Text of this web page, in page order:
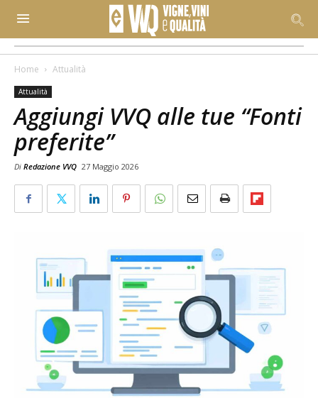
Home Attualità
Attualità
Aggiungi VVQ alle tue “Fonti
preferite”
Di Redazione VVQ 27 Maggio 2026